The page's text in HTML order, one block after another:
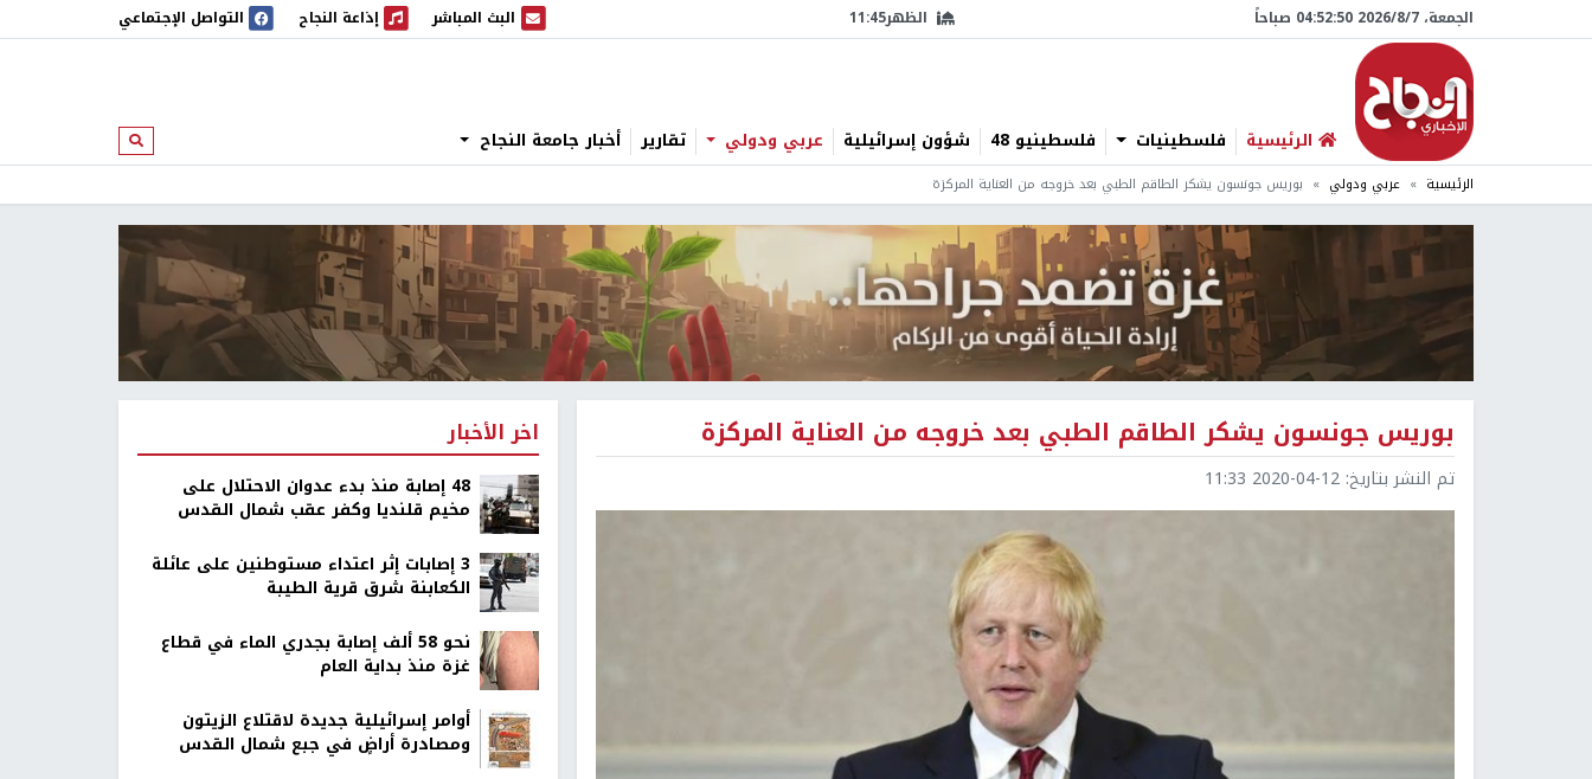
الجمعة، 7/‏8/‏2026 04:52:51 صباحاً الظهر11:45 البث المباشر
البث المباشر إذاعة النجاح
إذاعة النجاح التواصل الإجتماعي
الرئيسية فلسطينيات فلسطينيو 48 شؤون إسرائيلية عربي ودولي تقارير أخبار جامعة النجاح ابحث
الرئيسية عربي ودولي بوريس جونسون يشكر الطاقم الطبي بعد خروجه من العناية المركزة
بوريس جونسون يشكر الطاقم الطبي بعد خروجه من العناية المركزة
تم النشر بتاريخ: 2020-04-12 11:33
اخر الأخبار
48 إصابة منذ بدء عدوان الاحتلال على
مخيم قلنديا وكفر عقب شمال القدس
‏3 إصابات إثر اعتداء مستوطنين على عائلة
الكعابنة شرق قرية الطيبة
نحو 58 ألف إصابة بجدري الماء في قطاع
غزة منذ بداية العام
أوامر إسرائيلية جديدة لاقتلاع الزيتون
ومصادرة أراضٍ في جبع شمال القدس